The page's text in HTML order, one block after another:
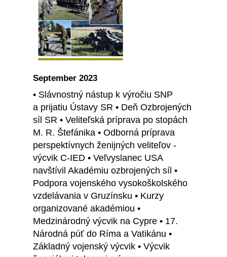
September 2023
• Slávnostný nástup k výročiu SNP
a prijatiu Ústavy SR • Deň Ozbrojených
síl SR • Veliteľská príprava po stopách
M. R. Štefánika • Odborná príprava
perspektívnych ženijných veliteľov -
výcvik C-IED • Veľvyslanec USA
navštívil Akadémiu ozbrojených síl •
Podpora vojenského vysokoškolského
vzdelávania v Gruzínsku • Kurzy
organizované akadémiou •
Medzinárodný výcvik na Cypre • 17.
Národná púť do Ríma a Vatikánu •
Základný vojenský výcvik • Výcvik